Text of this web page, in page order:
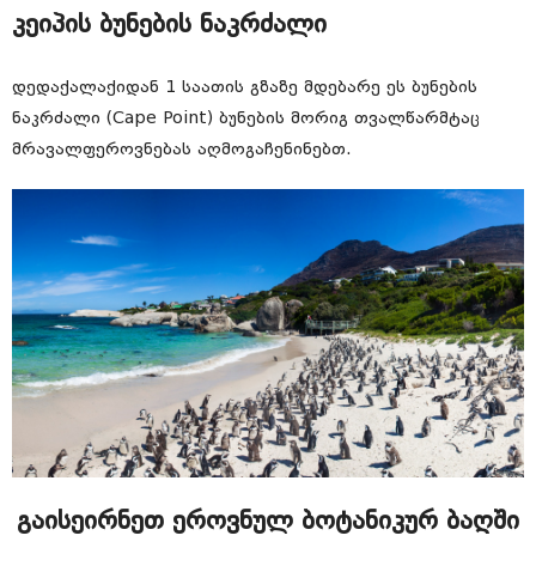
კეიპის ბუნების ნაკრძალი
დედაქალაქიდან 1 საათის გზაზე მდებარე ეს ბუნების
ნაკრძალი (Cape Point) ბუნების მორიგ თვალწარმტაც
მრავალფეროვნებას აღმოგაჩენინებთ.
გაისეირნეთ ეროვნულ ბოტანიკურ ბაღში